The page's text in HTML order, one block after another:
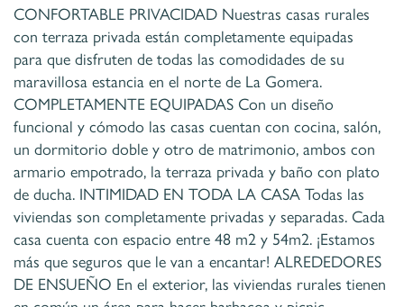
CONFORTABLE PRIVACIDAD Nuestras casas rurales
con terraza privada están completamente equipadas
para que disfruten de todas las comodidades de su
maravillosa estancia en el norte de La Gomera.
COMPLETAMENTE EQUIPADAS Con un diseño
funcional y cómodo las casas cuentan con cocina, salón,
un dormitorio doble y otro de matrimonio, ambos con
armario empotrado, la terraza privada y baño con plato
de ducha. INTIMIDAD EN TODA LA CASA Todas las
viviendas son completamente privadas y separadas. Cada
casa cuenta con espacio entre 48 m2 y 54m2. ¡Estamos
más que seguros que le van a encantar! ALREDEDORES
DE ENSUEÑO En el exterior, las viviendas rurales tienen